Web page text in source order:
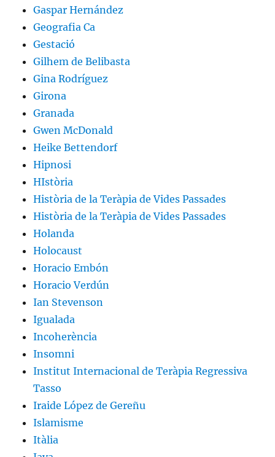
Gaspar Hernández
Geografia Ca
Gestació
Gilhem de Belibasta
Gina Rodríguez
Girona
Granada
Gwen McDonald
Heike Bettendorf
Hipnosi
HIstòria
Història de la Teràpia de Vides Passades
Història de la Teràpia de Vides Passades
Holanda
Holocaust
Horacio Embón
Horacio Verdún
Ian Stevenson
Igualada
Incoherència
Insomni
Institut Internacional de Teràpia Regressiva
Tasso
Iraide López de Gereñu
Islamisme
Itàlia